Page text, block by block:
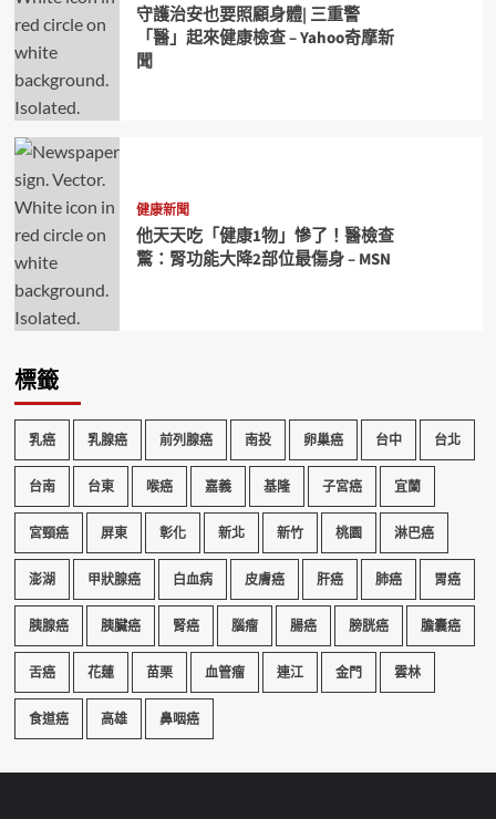
守護治安也要照顧身體| 三重警
「醫」起來健康檢查 – Yahoo奇摩新
聞
健康新聞
他天天吃「健康1物」慘了！醫檢查
驚：腎功能大降2部位最傷身 – MSN
標籤
乳癌 乳腺癌 前列腺癌 南投 卵巢癌 台中 台北
台南 台東 喉癌 嘉義 基隆 子宮癌 宜蘭
宮頸癌 屏東 彰化 新北 新竹 桃園 淋巴癌
澎湖 甲狀腺癌 白血病 皮膚癌 肝癌 肺癌 胃癌
胰腺癌 胰臟癌 腎癌 腦瘤 腸癌 膀胱癌 膽囊癌
舌癌 花蓮 苗栗 血管瘤 連江 金門 雲林
食道癌 高雄 鼻咽癌